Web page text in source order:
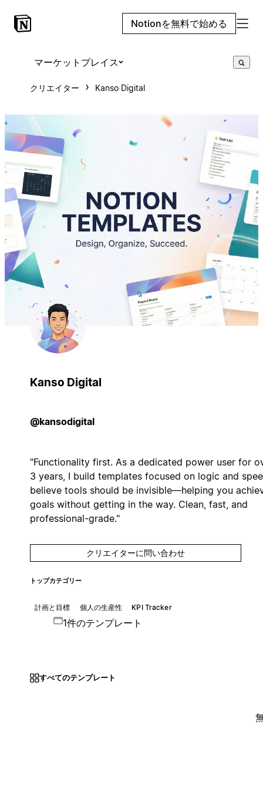
Notionを無料で始める
マーケットプレイス
クリエイター Kanso Digital
Kanso Digital
@kansodigital
"Functionality first. As a dedicated power user for
3 years, I build templates focused on logic and
believe tools should be invisible—helping you
goals without getting in the way. Clean, fast, and
professional-grade."
クリエイターに問い合わせ
トップカテゴリー
計画と目標 個人の生産性 KPI Tracker
1件のテンプレート
すべてのテンプレート